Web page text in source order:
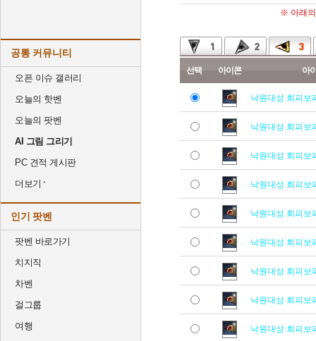
공통 커뮤니티
오픈 이슈 갤러리
오늘의 핫벤
오늘의 팟벤
AI 그림 그리기
PC 견적 게시판
더보기
인기 팟벤
팟벤 바로가기
치지직
차벤
걸그룹
여행
※ 아래의
선택 아이콘 아
낙원대성 회피보
낙원대성 회피보
낙원대성 회피보
낙원대성 회피보
낙원대성 회피보
낙원대성 회피보
낙원대성 회피보
낙원대성 회피보
낙원대성 회피보